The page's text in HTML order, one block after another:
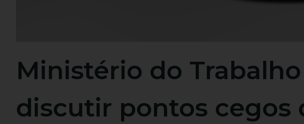
Ministério do
discutir pontos cegos